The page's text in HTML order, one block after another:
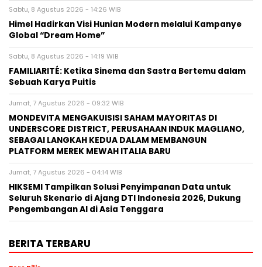
Sabtu, 8 Agustus 2026 - 14:26 WIB
Himel Hadirkan Visi Hunian Modern melalui Kampanye
Global “Dream Home”
Sabtu, 8 Agustus 2026 - 14:19 WIB
FAMILIARITÉ: Ketika Sinema dan Sastra Bertemu dalam
Sebuah Karya Puitis
Jumat, 7 Agustus 2026 - 09:32 WIB
MONDEVITA MENGAKUISISI SAHAM MAYORITAS DI
UNDERSCORE DISTRICT, PERUSAHAAN INDUK MAGLIANO,
SEBAGAI LANGKAH KEDUA DALAM MEMBANGUN
PLATFORM MEREK MEWAH ITALIA BARU
Jumat, 7 Agustus 2026 - 04:14 WIB
HIKSEMI Tampilkan Solusi Penyimpanan Data untuk
Seluruh Skenario di Ajang DTI Indonesia 2026, Dukung
Pengembangan AI di Asia Tenggara
BERITA TERBARU